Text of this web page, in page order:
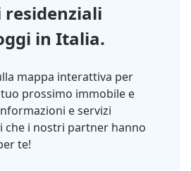
in Italia.
mappa interattiva per
prossimo immobile e
e servizi
che i nostri partner hanno
te!